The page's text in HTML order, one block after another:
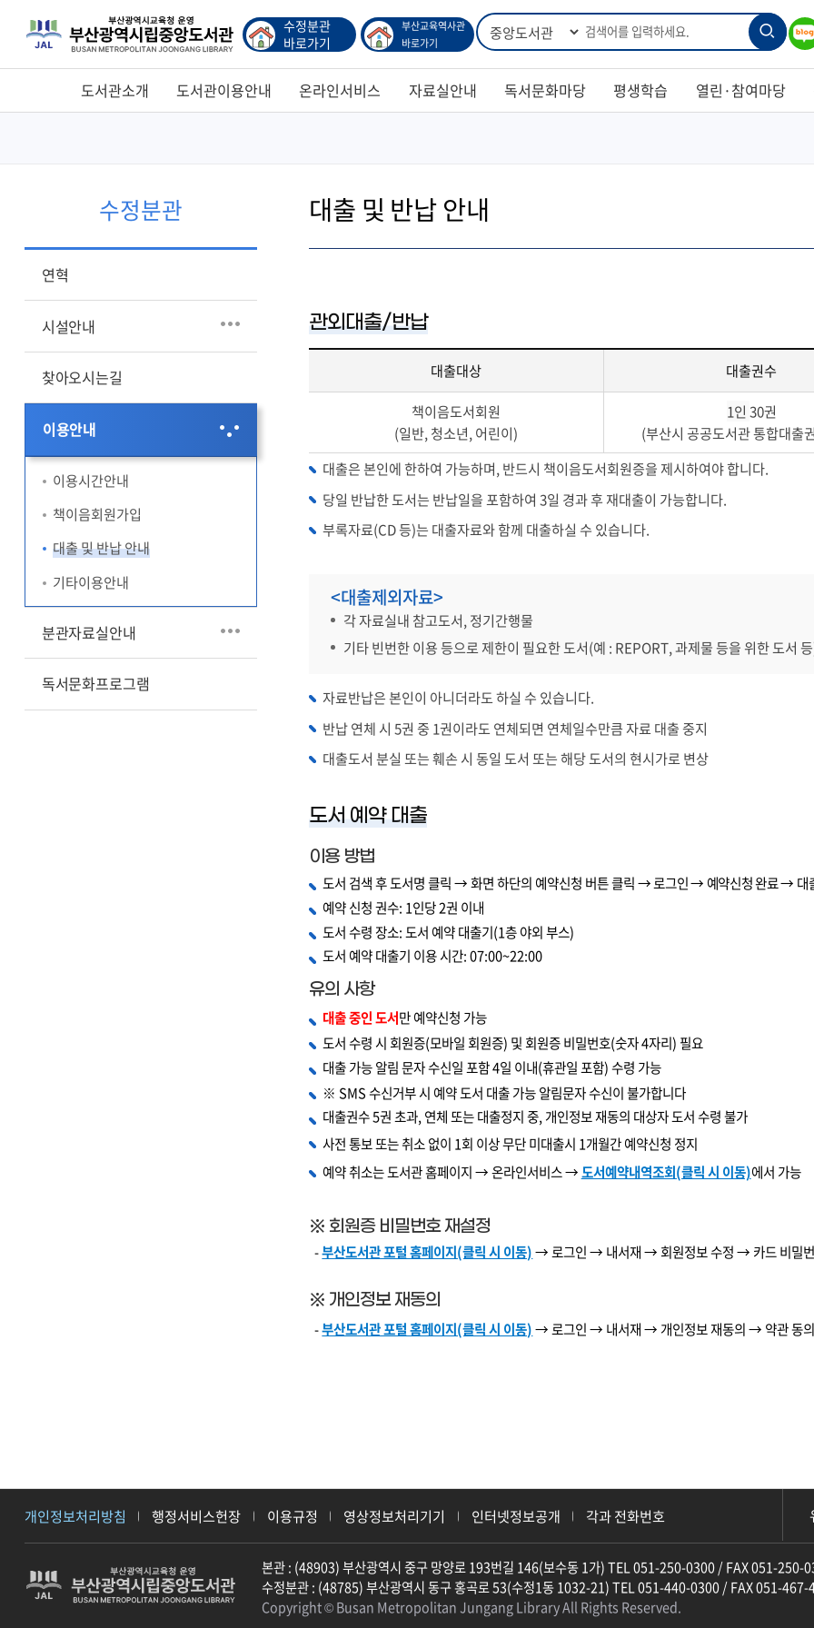
수정분관
바로가기
부산교육역사관
바로가기
통
합
검
검
색
블로
그
도서관소개 도서관이용안내 온라인서비스 자료실안내 독서문화마당 평생학습 열린·참여마당
수정분관
연혁
시설안내
찾아오시는길
이용안내
이용시간안내
책이음회원가입
대출 및 반납 안내
기타이용안내
분관자료실안내
독서문화프로그램
대출 및 반납 안내
관외대출/반납
출/
납
대출대상 대출권수
책이음도서회원
(일반, 청소년, 어린이)
1인 30권
(부산시 공공도서관 통합대출
대출은 본인에 한하여 가능하며, 반드시 책이음도서회원증을 제시하여야 합니다.
당일 반납한 도서는 반납일을 포함하여 3일 경과 후 재대출이 가능합니다.
부록자료(CD 등)는 대출자료와 함께 대출하실 수 있습니다.
<대출제외자료>
각 자료실내 참고도서, 정기간행물
기타 빈번한 이용 등으로 제한이 필요한 도서(예 : REPORT, 과제물 등을 위한 도서
자료반납은 본인이 아니더라도 하실 수 있습니다.
반납 연체 시 5권 중 1권이라도 연체되면 연체일수만큼 자료 대출 중지
대출도서 분실 또는 훼손 시 동일 도서 또는 해당 도서의 현시가로 변상
도서 예약 대출
이용 방법
도서 검색 후 도서명 클릭 → 화면 하단의 예약신청 버튼 클릭→로그인→ 예약신청 완료→ 대
예약 신청 권수: 1인당2권 이내
도서 수령 장소:도서 예약 대출기(1층 야외 부스)
도서 예약 대출기 이용 시간: 07:00~22:00
유의 사항
대출 중인 도서만 예약신청 가능
도서 수령 시 회원증(모바일 회원증) 및 회원증 비밀번호(숫자4자리) 필요
대출 가능 알림 문자 수신일 포함4일 이내(휴관일 포함) 수령 가능
※ SMS 수신거부 시 예약 도서 대출 가능 알림문자 수신이 불가합니다
대출권수5권 초과, 연체 또는 대출정지 중, 개인정보 재동의 대상자 도서 수령 불가
사전 통보 또는 취소 없이 1회 이상 무단 미대출시 1개월간 예약신청 정지
예약 취소는 도서관 홈페이지 → 온라인서비스 →도서예약내역조회(클릭 시 이동)에서 가능
※ 회원증 비밀번호 재설정
-부산도서관 포털 홈페이지(클릭 시 이동)→ 로그인→ 내서재→ 회원정보 수정→ 카드 비밀
※ 개인정보 재동의
-부산도서관 포털 홈페이지(클릭 시 이동)→ 로그인→ 내서재→ 개인정보 재동의→ 약관 동
개인정보처리방침 행정서비스헌장 이용규정 영상정보처리기기 인터넷정보공개 각과 전화번호
본관 : (48903) 부산광역시 중구 망양로 193번길 146(보수동 1가) TEL 051-250-0300 / FAX 051-250-
수정분관 : (48785) 부산광역시 동구 홍곡로 53(수정1동 1032-21) TEL 051-440-0300 / FAX 051-467-
Copyright © Busan Metropolitan Jungang Library All Rights Reserved.